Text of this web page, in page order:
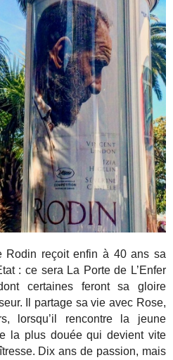
Rodin reçoit enfin à 40 ans sa
: ce sera La Porte de L’Enfer
certaines feront sa gloire
Il partage sa vie avec Rose,
lorsqu’il rencontre la jeune
la plus douée qui devient vite
Dix ans de passion, mais